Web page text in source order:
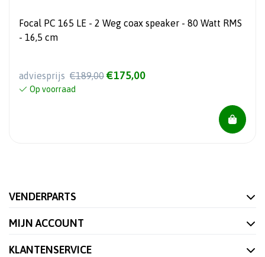
Focal PC 165 LE - 2 Weg coax speaker - 80 Watt RMS
- 16,5 cm
adviesprijs €189,00 €175,00
Op voorraad
VENDERPARTS
MIJN ACCOUNT
KLANTENSERVICE